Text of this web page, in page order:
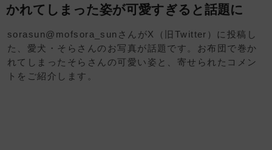
かれてしまった姿が可愛すぎると話題に
sorasun@mofsora_sunさんがX（旧Twitter）に投稿し
た、愛犬・そらさんのお写真が話題です。お布団で巻か
れてしまったそらさんの可愛い姿と、寄せられたコメン
トをご紹介します。